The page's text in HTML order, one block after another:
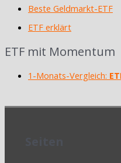
Beste Geldmarkt-ETF
ETF erklärt
ETF mit Momentum
1-Monats-Vergleich: